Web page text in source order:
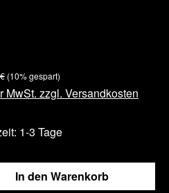
(10% gespart)
MwSt. zzgl. Versandkosten
1-3 Tage
den gewünschten
In den Warenkorb